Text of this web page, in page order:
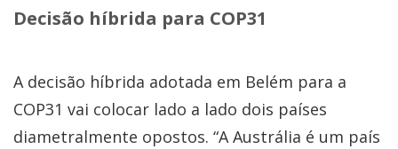
Decisão híbrida para COP31
A decisão híbrida adotada em Belém para a
COP31 vai colocar lado a lado dois países
diametralmente opostos. “A Austrália é um país